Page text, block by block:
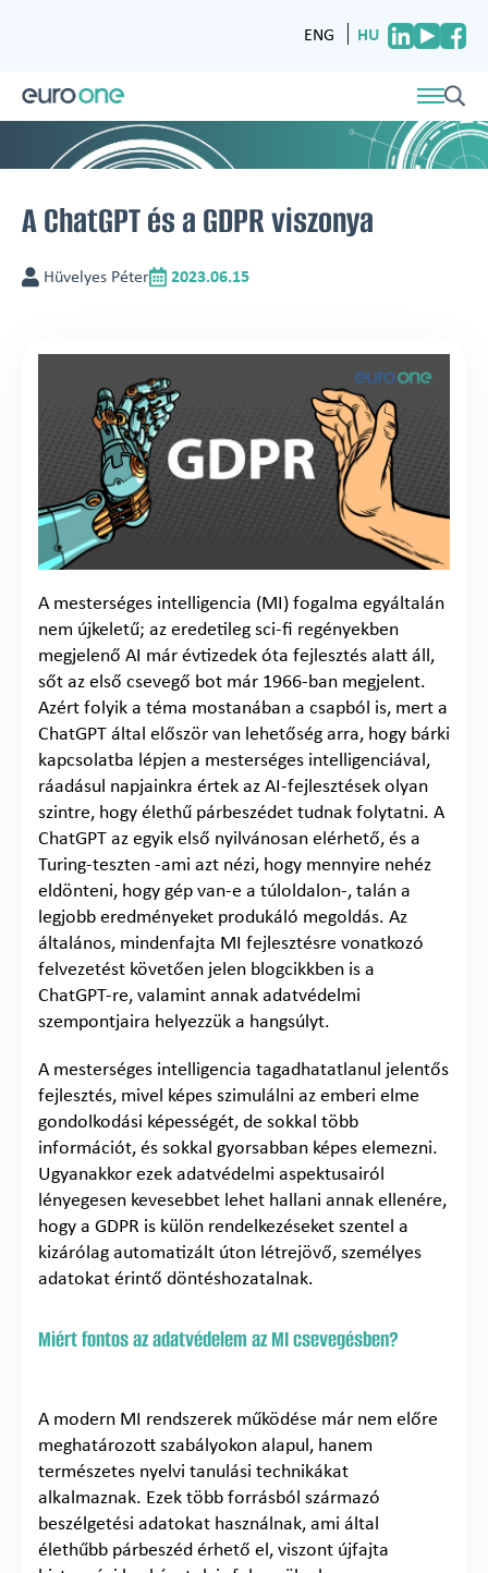
ENG HU
A ChatGPT és a GDPR viszonya
Hüvelyes Péter 2023.06.15
A mesterséges intelligencia (MI) fogalma egyáltalán
nem újkeletű; az eredetileg sci-fi regényekben
megjelenő AI már évtizedek óta fejlesztés alatt áll,
sőt az első csevegő bot már 1966-ban megjelent.
Azért folyik a téma mostanában a csapból is, mert a
ChatGPT által először van lehetőség arra, hogy bárki
kapcsolatba lépjen a mesterséges intelligenciával,
ráadásul napjainkra értek az AI-fejlesztések olyan
szintre, hogy élethű párbeszédet tudnak folytatni. A
ChatGPT az egyik első nyilvánosan elérhető, és a
Turing-teszten -ami azt nézi, hogy mennyire nehéz
eldönteni, hogy gép van-e a túloldalon-, talán a
legjobb eredményeket produkáló megoldás. Az
általános, mindenfajta MI fejlesztésre vonatkozó
felvezetést követően jelen blogcikkben is a
ChatGPT-re, valamint annak adatvédelmi
szempontjaira helyezzük a hangsúlyt.
A mesterséges intelligencia tagadhatatlanul jelentős
fejlesztés, mivel képes szimulálni az emberi elme
gondolkodási képességét, de sokkal több
információt, és sokkal gyorsabban képes elemezni.
Ugyanakkor ezek adatvédelmi aspektusairól
lényegesen kevesebbet lehet hallani annak ellenére,
hogy a GDPR is külön rendelkezéseket szentel a
kizárólag automatizált úton létrejövő, személyes
adatokat érintő döntéshozatalnak.
Miért fontos az adatvédelem az MI csevegésben?
A modern MI rendszerek működése már nem előre
meghatározott szabályokon alapul, hanem
természetes nyelvi tanulási technikákat
alkalmaznak. Ezek több forrásból származó
beszélgetési adatokat használnak, ami által
élethűbb párbeszéd érhető el, viszont újfajta